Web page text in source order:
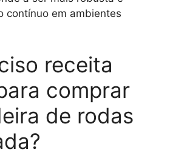
contínuo em ambientes
receita
comprar
de rodas